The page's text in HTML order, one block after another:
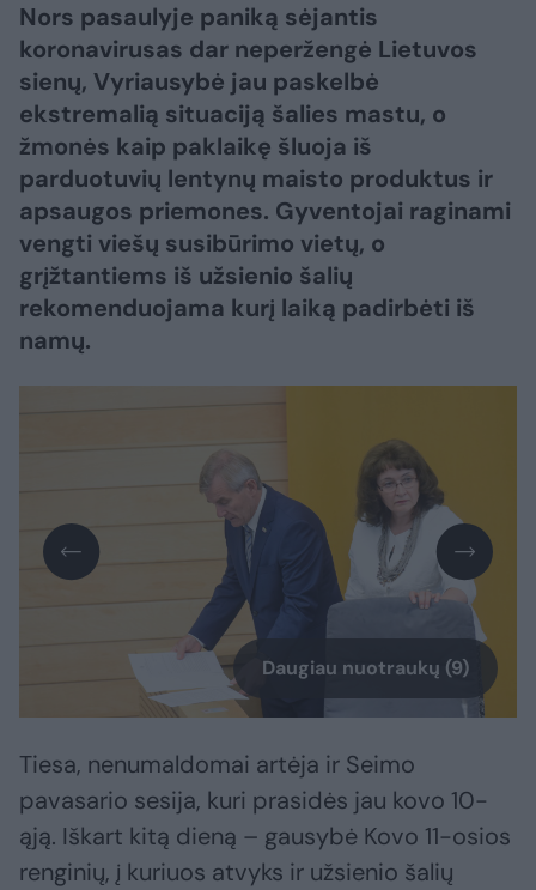
Nors pasaulyje paniką sėjantis
koronavirusas dar neperžengė Lietuvos
sienų, Vyriausybė jau paskelbė
ekstremalią situaciją šalies mastu, o
žmonės kaip paklaikę šluoja iš
parduotuvių lentynų maisto produktus ir
apsaugos priemones. Gyventojai raginami
vengti viešų susibūrimo vietų, o
grįžtantiems iš užsienio šalių
rekomenduojama kurį laiką padirbėti iš
namų.
Daugiau nuotraukų (9)
Tiesa, nenumaldomai artėja ir Seimo
pavasario sesija, kuri prasidės jau kovo 10-
ąją. Iškart kitą dieną – gausybė Kovo 11-osios
renginių, į kuriuos atvyks ir užsienio šalių